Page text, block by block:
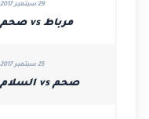
29 سبتمبر 2017
مرباط vs صحم
25 سبتمبر 2017
صحم vs السلام